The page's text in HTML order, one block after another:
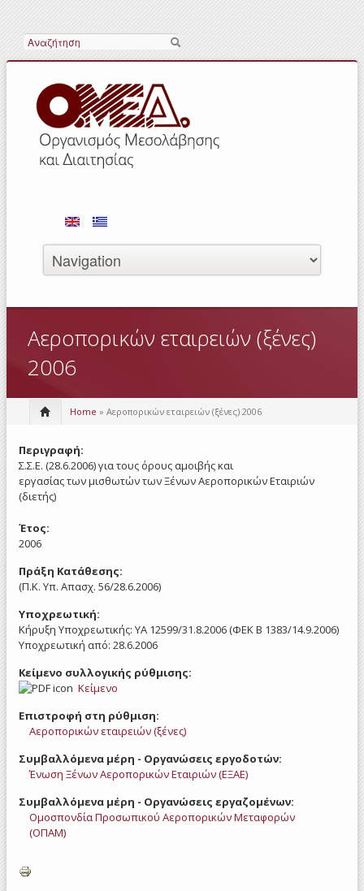
Search
Αεροπορικών εταιρειών (ξένες)
2006
Home » Αεροπορικών εταιρειών (ξένες) 2006
Περιγραφή:
Σ.Σ.Ε. (28.6.2006) για τους όρους αμοιβής και
εργασίας των μισθωτών των Ξένων Αεροπορικών Εταιριών
(διετής)
Έτος:
2006
Πράξη Κατάθεσης:
(Π.Κ. Υπ. Απασχ. 56/28.6.2006)
Υποχρεωτική:
Κήρυξη Υποχρεωτικής: ΥΑ 12599/31.8.2006 (ΦΕΚ Β 1383/14.9.2006)
Υποχρεωτική από: 28.6.2006
Κείμενο συλλογικής ρύθμισης:
Κείμενο
Επιστροφή στη ρύθμιση:
Αεροπορικών εταιρειών (ξένες)
Συμβαλλόμενα μέρη - Οργανώσεις εργοδοτών:
Ένωση Ξένων Αεροπορικών Εταιριών (ΕΞΑΕ)
Συμβαλλόμενα μέρη - Οργανώσεις εργαζομένων:
Ομοσπονδία Προσωπικού Αεροπορικών Μεταφορών
(ΟΠΑΜ)